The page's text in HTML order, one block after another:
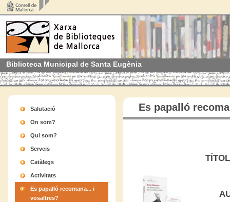
Biblioteca Municipal de Santa Eugènia
Salutació
On som?
Qui som?
Serveis
Catàlegs
Activitats
Es papalló recomana... i
vosaltres?
Es papalló